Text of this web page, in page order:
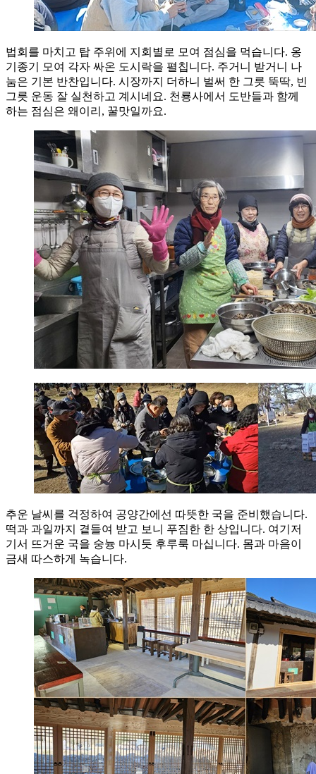
법회를 마치고 탑 주위에 지회별로 모여 점심을 먹습니다. 옹
기종기 모여 각자 싸온 도시락을 펼칩니다. 주거니 받거니 나
눔은 기본 반찬입니다. 시장까지 더하니 벌써 한 그릇 뚝딱, 빈
그릇 운동 잘 실천하고 계시네요. 천룡사에서 도반들과 함께
하는 점심은 왜이리, 꿀맛일까요.
추운 날씨를 걱정하여 공양간에선 따뜻한 국을 준비했습니다.
떡과 과일까지 곁들여 받고 보니 푸짐한 한 상입니다. 여기저
기서 뜨거운 국을 숭늉 마시듯 후루룩 마십니다. 몸과 마음이
금새 따스하게 녹습니다.